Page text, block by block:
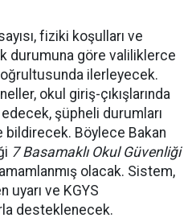
fiziki koşulları ve
durumuna göre valiliklerce
ilerleyecek.
okul giriş-çıkışlarında
şüpheli durumları
bildirecek. Böylece Bakan
7 Basamaklı Okul Güvenliği
olacak. Sistem,
uyarı ve KGYS
desteklenecek.